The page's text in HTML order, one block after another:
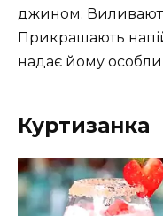
джином.
Прикрашають
надає йому
Куртизанка